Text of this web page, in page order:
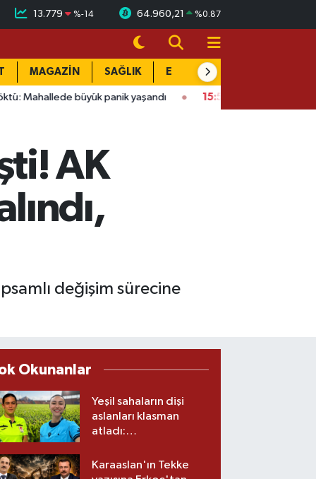
13.779 %-14 64.960,21 %0.87
MAGAZİN SAĞLIK EĞİTİM
panik yaşandı 15:58Bağlarbaşı Mahallesi'nde 101.
AK
değişim sürecine
Okunanlar
Yeşil sahaların dişi
aslanları klasman
atladı:
üst lige iki transfer!
Karaaslan'ın Tekke